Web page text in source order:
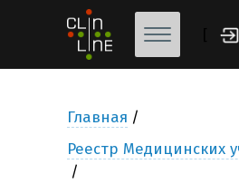
Главная
Реестр Медицинских